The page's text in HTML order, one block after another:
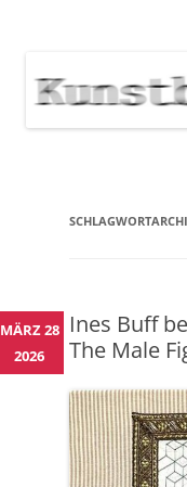
Ines Buff
The Male
MÄRZ 28
2026